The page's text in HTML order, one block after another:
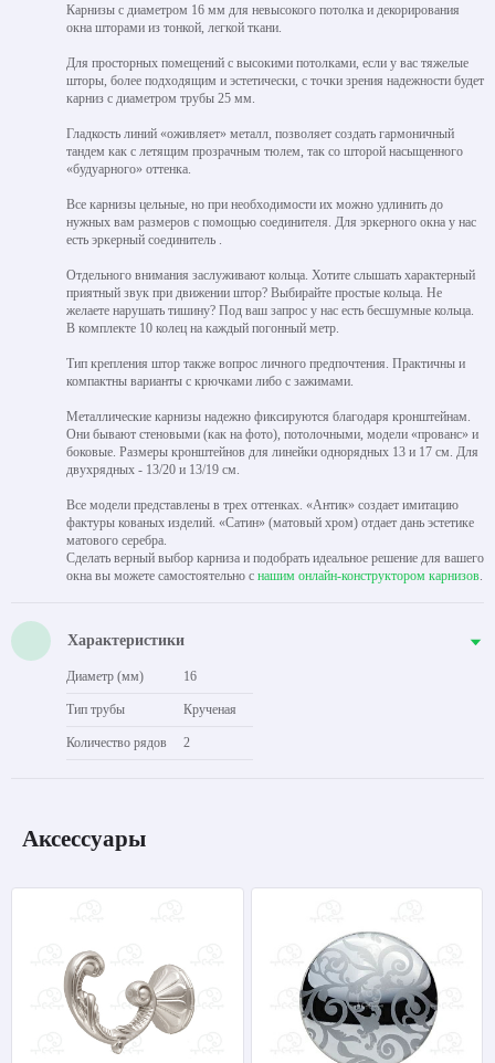
Карнизы с диаметром 16 мм для невысокого потолка и декорирования
окна шторами из тонкой, легкой ткани.
Для просторных помещений с высокими потолками, если у вас тяжелые
шторы, более подходящим и эстетически, с точки зрения надежности будет
карниз с диаметром трубы 25 мм.
Гладкость линий «оживляет» металл, позволяет создать гармоничный
тандем как с летящим прозрачным тюлем, так со шторой насыщенного
«будуарного» оттенка.
Все карнизы цельные, но при необходимости их можно удлинить до
нужных вам размеров с помощью соединителя. Для эркерного окна у нас
есть эркерный соединитель .
Отдельного внимания заслуживают кольца. Хотите слышать характерный
приятный звук при движении штор? Выбирайте простые кольца. Не
желаете нарушать тишину? Под ваш запрос у нас есть бесшумные кольца.
В комплекте 10 колец на каждый погонный метр.
Тип крепления штор также вопрос личного предпочтения. Практичны и
компактны варианты с крючками либо с зажимами.
Металлические карнизы надежно фиксируются благодаря кронштейнам.
Они бывают стеновыми (как на фото), потолочными, модели «прованс» и
боковые. Размеры кронштейнов для линейки однорядных 13 и 17 см. Для
двухрядных - 13/20 и 13/19 см.
Все модели представлены в трех оттенках. «Антик» создает имитацию
фактуры кованых изделий. «Сатин» (матовый хром) отдает дань эстетике
матового серебра.
Сделать верный выбор карниза и подобрать идеальное решение для вашего
окна вы можете самостоятельно с нашим онлайн-конструктором карнизов.
Характеристики
Диаметр (мм) 16
Тип трубы Крученая
Количество рядов 2
Аксессуары